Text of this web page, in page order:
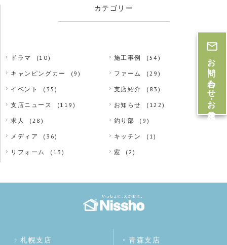
カテゴリー
ドラマ (10) 施工事例 (54)
キャンピングカー (9) ファーム (29)
イベント (35) 支店紹介 (83)
支店ニュース (119) お知らせ (122)
求人 (28) 釣り部 (9)
メディア (36) キッチン (1)
リフォーム (13) 窓 (2)
札幌支店
青森支店
お問い合わせ・お見積